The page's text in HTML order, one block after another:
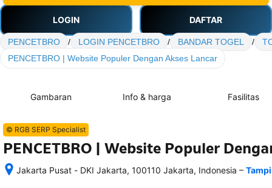
LOGIN DAFTAR
PENCETBRO / LOGIN PENCETBRO / BANDAR TOGEL /
PENCETBRO | Website Populer Dengan Akses Lancar
Gambaran Info & harga Fasilitas
© RGB SERP Specialist
PENCETBRO | Website Populer
Jakarta Pusat - DKI Jakarta, 100110 Jakarta, Indonesia –